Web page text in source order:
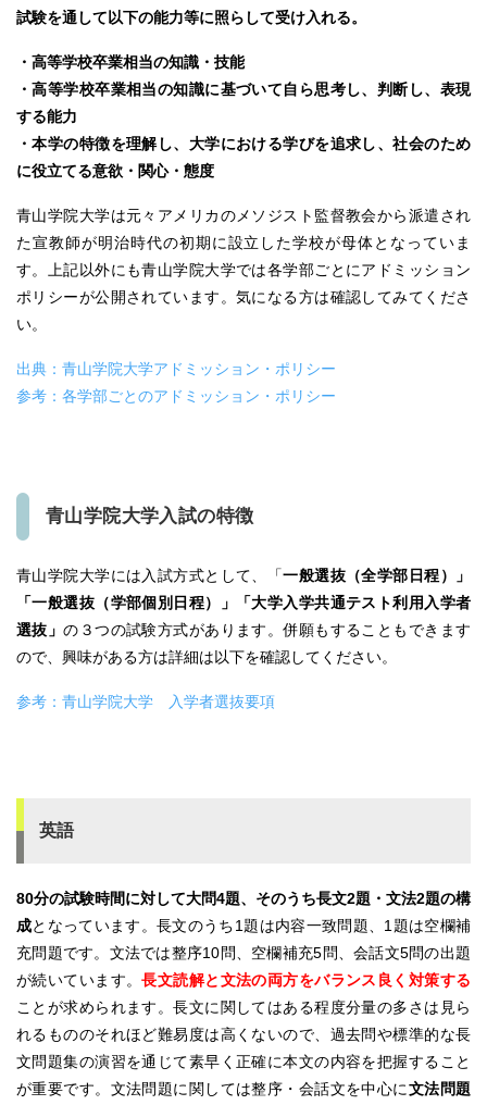
試験を通して以下の能力等に照らして受け入れる。
・高等学校卒業相当の知識・技能
・高等学校卒業相当の知識に基づいて自ら思考し、判断し、表現
する能力
・本学の特徴を理解し、大学における学びを追求し、社会のため
に役立てる意欲・関心・態度
青山学院大学は元々アメリカのメソジスト監督教会から派遣され
た宣教師が明治時代の初期に設立した学校が母体となっていま
す。上記以外にも青山学院大学では各学部ごとにアドミッション
ポリシーが公開されています。気になる方は確認してみてくださ
い。
出典：青山学院大学アドミッション・ポリシー
参考：各学部ごとのアドミッション・ポリシー
青山学院大学入試の特徴
青山学院大学には入試方式として、「一般選抜（全学部日程）」
「一般選抜（学部個別日程）」「大学入学共通テスト利用入学者
選抜」の３つの試験方式があります。併願もすることもできます
ので、興味がある方は詳細は以下を確認してください。
参考：青山学院大学 入学者選抜要項
英語
80分の試験時間に対して大問4題、そのうち長文2題・文法2題の構
成となっています。長文のうち1題は内容一致問題、1題は空欄補
充問題です。文法では整序10問、空欄補充5問、会話文5問の出題
が続いています。長文読解と文法の両方をバランス良く対策する
ことが求められます。長文に関してはある程度分量の多さは見ら
れるもののそれほど難易度は高くないので、過去問や標準的な長
文問題集の演習を通じて素早く正確に本文の内容を把握すること
が重要です。文法問題に関しては整序・会話文を中心に文法問題